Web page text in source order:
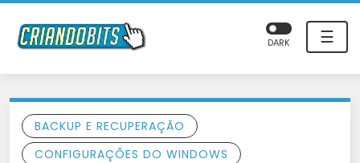
☰
DARK
BACKUP E RECUPERAÇÃO
CONFIGURAÇÕES DO WINDOWS